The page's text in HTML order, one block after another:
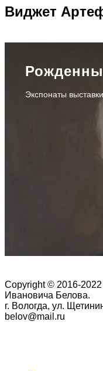
Виджет
Экспонаты выставки
Copyright © 2016-
Ивановича Белова.
г. Вологда, ул.
belov@mail.ru